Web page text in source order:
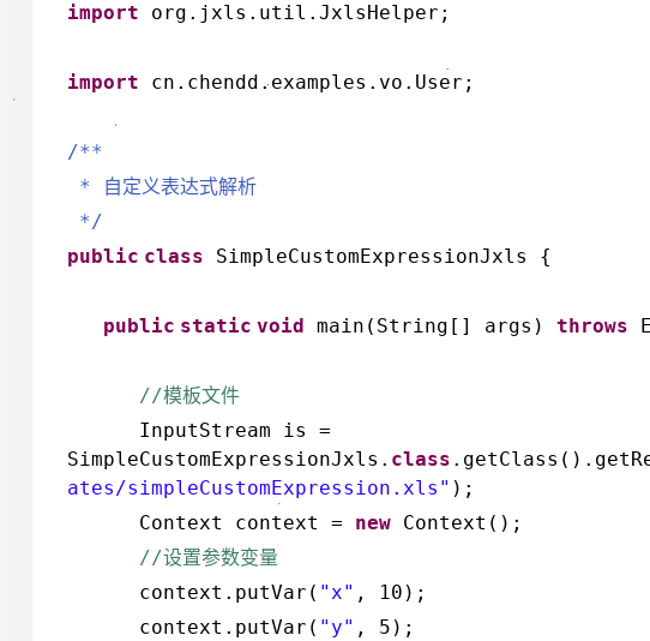
import org.jxls.util.JxlsHelper;
import cn.chendd.examples.vo.User;
/**
*
自定义表达式解析
*/
public class SimpleCustomExpressionJxls {
public static void main(String[] args) throws
//模板文件
InputStream is =
SimpleCustomExpressionJxls. class
ates/simpleCustomExpression.xls" );
Context context = new Context();
//设置参数变量
context.putVar( "x" , 10);
context.putVar( "y" , 5);